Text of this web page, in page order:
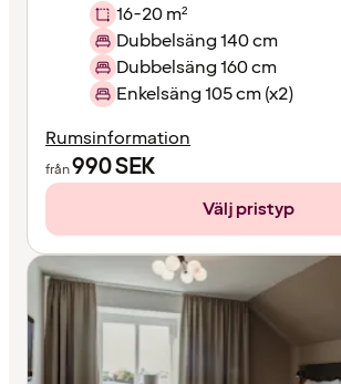
16-20 m²
Dubbelsäng 140 cm
Dubbelsäng 160 cm
Enkelsäng 105 cm (x2)
Rumsinformation
från990SEK
Välj pristyp